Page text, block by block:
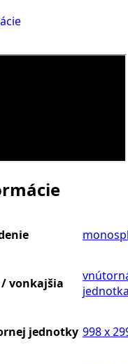
vonkajšia
jednotka
jednotky 998 x